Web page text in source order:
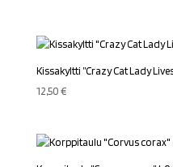
Kissakyltti ”Crazy Cat Lady
12,50€